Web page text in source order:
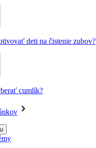
deti na čistenie zubov?
cumlík?